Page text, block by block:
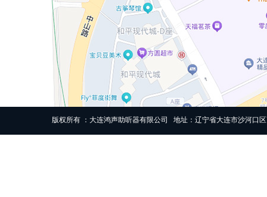
版权所有 ：大连鸿声助听器有限公司 地址：辽宁省大连市沙河口